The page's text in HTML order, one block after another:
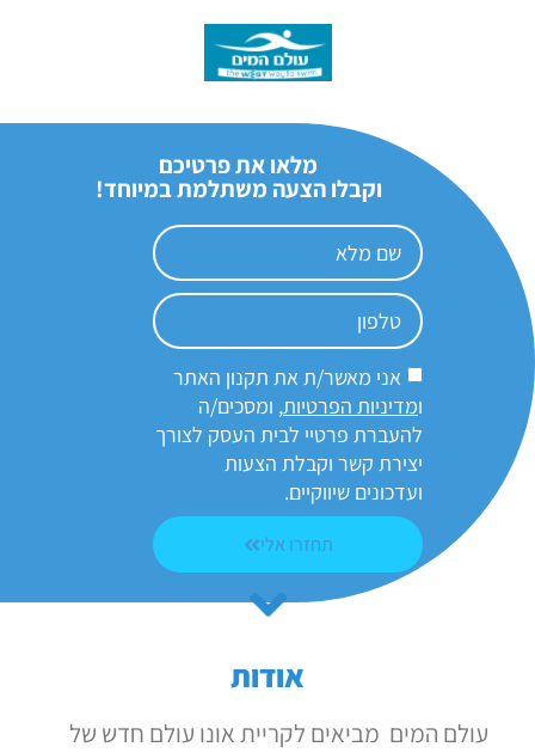
מלאו את פרטיכם
וקבלו הצעה משתלמת במיוחד!
אני מאשר/ת את תקנון האתר
ומדיניות הפרטיות, ומסכים/ה
להעברת פרטיי לבית העסק לצורך
יצירת קשר וקבלת הצעות
ועדכונים שיווקיים.
תחזרו אלי
אודות
עולם המים מביאים לקריית אונו עולם חדש של